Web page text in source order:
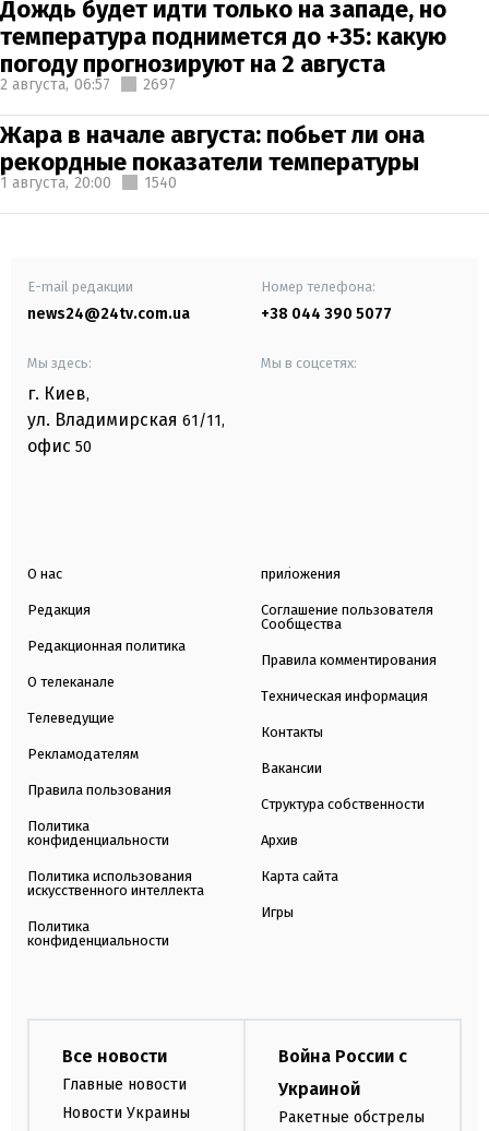
Дождь будет идти только на западе, но
температура поднимется до +35: какую
погоду прогнозируют на 2 августа
2 августа, 06:57 2697
Жара в начале августа: побьет ли она
рекордные показатели температуры
1 августа, 20:00 1540
E-mail редакции
news24@24tv.com.ua
Номер телефона:
+38 044 390 5077
Мы здесь:
г. Киев,
ул. Владимирская 61/11,
офис 50
Мы в соцсетях:
О нас
Редакция
Редакционная политика
О телеканале
Телеведущие
Рекламодателям
Правила пользования
Политика
конфиденциальности
Политика использования
искусственного интеллекта
Политика
конфиденциальности
приложения
Соглашение пользователя
Сообщества
Правила комментирования
Техническая информация
Контакты
Вакансии
Структура собственности
Архив
Карта сайта
Игры
Все новости
Главные новости
Новости Украины
Война России с
Украиной
Ракетные обстрелы